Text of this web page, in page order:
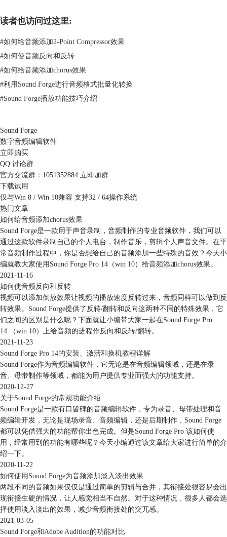
图2：首选项
签”等选项设置功能。而GUI配色调整需在“显示”功能面板进行调整。
打开“显示”功能面板，其中包含了接口类型、颜色首选项、默认窗口高度
等显示调整。
图3：显示选项
第二、调整配色方案
在“显示”调整的顶部，用户可调整接口类型的整体配色方案。Sound
Forge提供了黑暗、中等、轻度以及白色的配色方案，用户选取其中一种
配色方案，然后重启软件，即可完成配色方案的调整。
读者也访问过这里:
#如何给音频添加2-Point Compressor效果
#如何使音频反向和反转
#如何给音频添加chorus效果
#利用Sound Forge进行音频格式批量化转换
#Sound Forge播放功能技巧介绍
Sound Forge
数字音频编辑软件
立即购买
QQ 讨论群
官方交流群：1051352884 立即加群
下载试用
仅与Win 8 / Win 10兼容 支持32 / 64操作系统
热门文章
如何给音频添加chorus效果
Sound Forge是一款用于声音录制，音频制作的专业音频软件，我们可以
通过这款软件录制自己的个人电台，制作音乐，剪辑个人声音文件。在平
常音频制作过程中，你是否想给自己的音频添加一些特殊的音效？今天小
编就教大家使用Sound Forge Pro 14（win 10）给音频添加chorus效果。
2021-11-16
如何使音频反向和反转
视频可以添加倒放效果让视频的播放速度反转过来，音频同样可以做到反
转效果。Sound Forge提供了反转/翻转和反向这两种不同的特殊效果，它
们之间的区别是什么呢？下面就让小编带大家一起在Sound Forge Pro
14 （win 10）上给音频的进程作反向和反转/翻转。
2021-11-23
Sound Forge Pro 14的安装、激活和换机教程详解
Sound Forge作为音频编辑软件，它无论是在音频编辑领域，还是在录
音、母带制作等领域，都能为用户提供专业而强大的功能支持。
2020-12-27
关于Sound Forge的常规功能介绍
Sound Forge是一款有口皆碑的音频编辑软件，专为录音、母带处理和音
频编辑开发，无论是现场录音、音频编辑，还是后期制作，Sound Forge
都可以凭借强大的功能帮你出色完成。但是Sound Forge Pro 该如何使
用，经常用到的功能有哪些呢？今天小编通过该文章给大家进行简单的介
绍一下。
2020-11-22
如何使用Sound Forge为音频添加淡入淡出效果
两段不同的音频如果仅仅是通过简单的剪辑与合并，其衔接处很容易会出
现衔接生硬的情况，让人感觉相当不自然。对于这种情况，很多人都会选
择使用淡入淡出的效果，减少音频衔接处的突兀感。
2021-03-05
Sound Forge和Adobe Audition的功能对比